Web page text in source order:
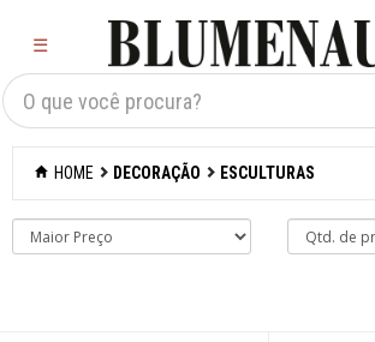
☰
Criar Lista×
Organização
Eletros
HOME DECORAÇÃO ESCULTURAS